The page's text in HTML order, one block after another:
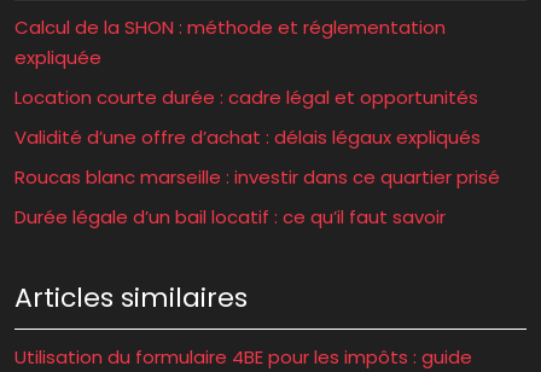
Calcul de la SHON : méthode et réglementation
expliquée
Location courte durée : cadre légal et opportunités
Validité d’une offre d’achat : délais légaux expliqués
Roucas blanc marseille : investir dans ce quartier prisé
Durée légale d’un bail locatif : ce qu’il faut savoir
Articles similaires
Utilisation du formulaire 4BE pour les impôts : guide